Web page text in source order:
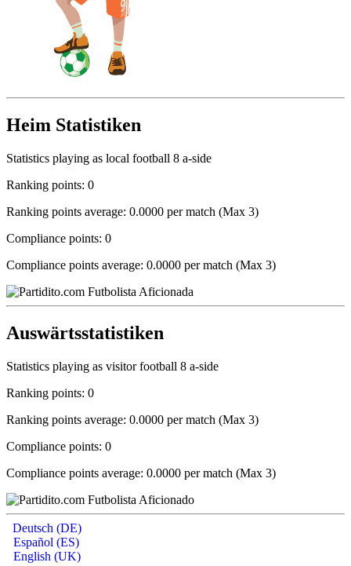
Heim Statistiken
Statistics playing as local football 8 a-side
Ranking points: 0
Ranking points average: 0.0000 per match (Max 3)
Compliance points: 0
Compliance points average: 0.0000 per match (Max 3)
Auswärtsstatistiken
Statistics playing as visitor football 8 a-side
Ranking points: 0
Ranking points average: 0.0000 per match (Max 3)
Compliance points: 0
Compliance points average: 0.0000 per match (Max 3)
Deutsch (DE)
Español (ES)
English (UK)